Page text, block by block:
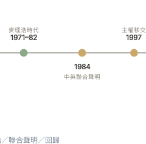
1971–82
麥理浩時代
1984
中英聯合聲明
1997
主權移交
聯合聲明／回歸